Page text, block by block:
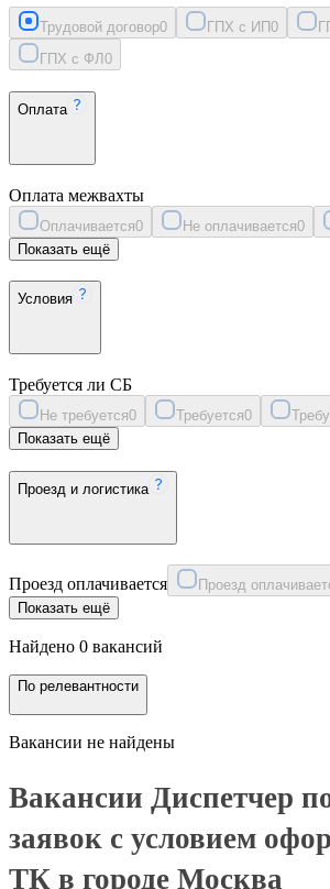
Трудовой договор0 ГПХ с ИП0
ГПХ с ФЛ 0
Оплата
Оплата межвахты
Оплачивается0 Не оплачивается0
Показать ещё
Условия
Требуется ли СБ
Не требуется0 Требуется0
Показать ещё
Проезд и логистика
Проезд оплачивается Проезд
Показать ещё
Найдено 0 вакансий
По релевантности
Вакансии не найдены
Вакансии Диспетчер
заявок с условием
ТК в городе Москва